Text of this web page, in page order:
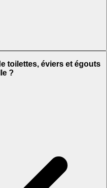
toilettes, éviers et égouts
?